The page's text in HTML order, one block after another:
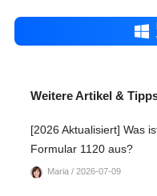

Weitere Artikel &
[2026 Aktualisiert] Was
Formular 1120 aus?
Maria / 2026-07-09